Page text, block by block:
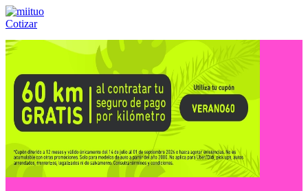
Cotizar
Llámanos al:(55) 84-21-05-00 ó